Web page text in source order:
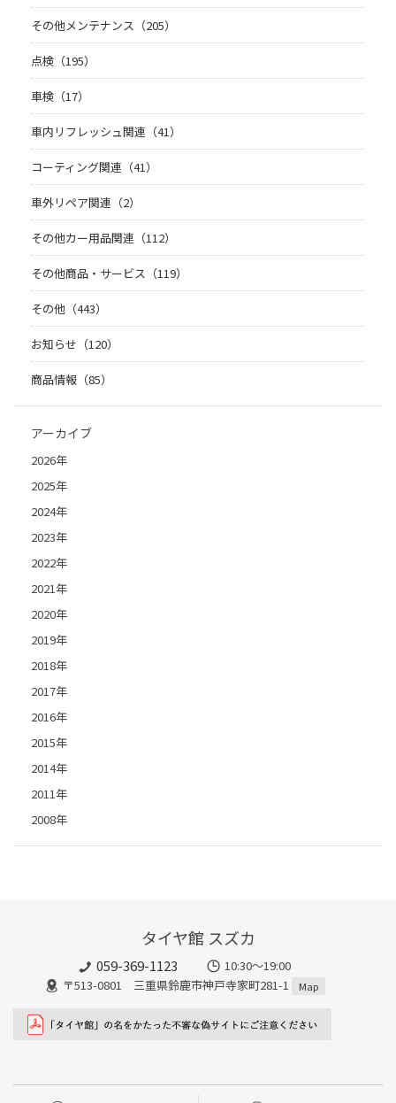
その他メンテナンス（205）
点検（195）
車検（17）
車内リフレッシュ関連（41）
コーティング関連（41）
車外リペア関連（2）
その他カー用品関連（112）
その他商品・サービス（119）
その他（443）
お知らせ（120）
商品情報（85）
アーカイブ
2026年
2025年
2024年
2023年
2022年
2021年
2020年
2019年
2018年
2017年
2016年
2015年
2014年
2011年
2008年
タイヤ館 スズカ
059-369-1123
10:30～19:00
〒513-0801 三重県鈴鹿市神戸寺家町281-1
Map